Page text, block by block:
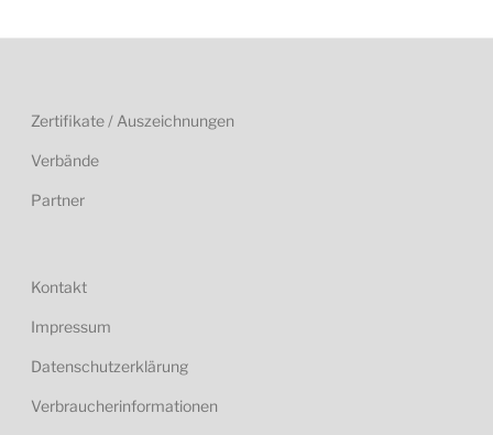
Zertifikate / Auszeichnungen
Verbände
Partner
Kontakt
Impressum
Datenschutzerklärung
Verbraucherinformationen